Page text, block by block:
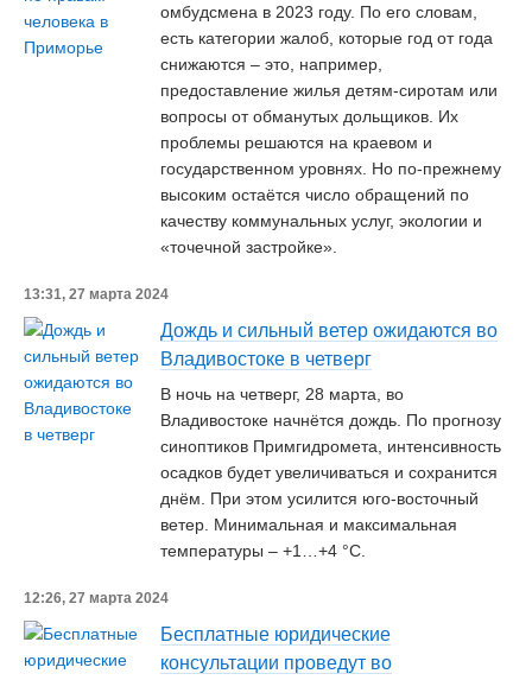
омбудсмена в 2023 году. По его словам,
есть категории жалоб, которые год от года
снижаются – это, например,
предоставление жилья детям-сиротам или
вопросы от обманутых дольщиков. Их
проблемы решаются на краевом и
государственном уровнях. Но по-прежнему
высоким остаётся число обращений по
качеству коммунальных услуг, экологии и
«точечной застройке».
13:31, 27 марта 2024
Дождь и сильный ветер ожидаются во
Владивостоке в четверг
В ночь на четверг, 28 марта, во
Владивостоке начнётся дождь. По прогнозу
синоптиков Примгидромета, интенсивность
осадков будет увеличиваться и сохранится
днём. При этом усилится юго-восточный
ветер. Минимальная и максимальная
температуры – +1…+4 °C.
12:26, 27 марта 2024
Бесплатные юридические
консультации проведут во